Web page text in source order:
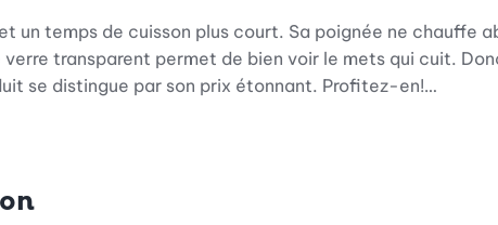
un temps de cuisson plus court. Sa poignée ne chauffe
transparent permet de bien voir le mets qui cuit.
se distingue par son prix étonnant. Profitez-en!